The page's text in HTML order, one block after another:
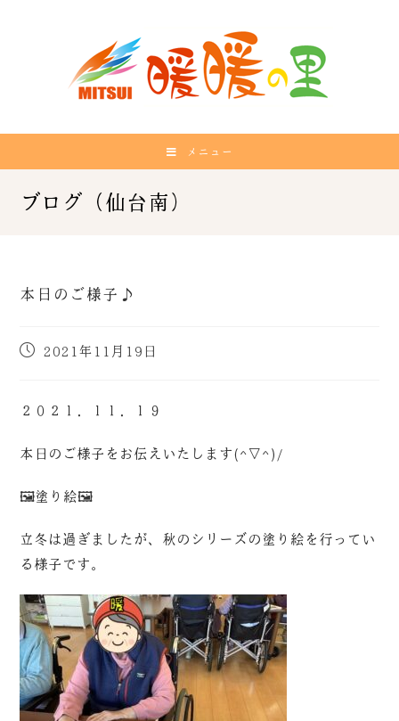
メニュー
本日のご様子♪
2021年11月19日
２０２１．１１．１９
本日のご様子をお伝えいたします(^▽^)/
🖼塗り絵🖼
立冬は過ぎましたが、秋のシリーズの塗り絵を行ってい
る様子です。